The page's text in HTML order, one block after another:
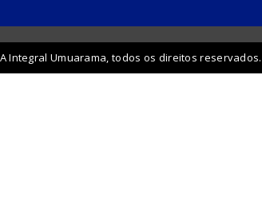
Integral Umuarama, todos os direitos reservados.